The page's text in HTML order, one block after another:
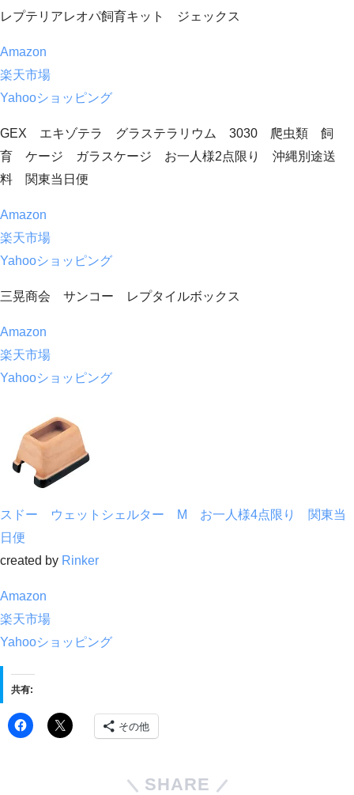
レプテリアレオパ飼育キット ジェックス
Amazon
楽天市場
Yahooショッピング
GEX エキゾテラ グラステラリウム 3030 爬虫類 飼
育 ケージ ガラスケージ お一人様2点限り 沖縄別途送
料 関東当日便
Amazon
楽天市場
Yahooショッピング
三晃商会 サンコー レプタイルボックス
Amazon
楽天市場
Yahooショッピング
スドー ウェットシェルター M お一人様4点限り 関東当
日便
created by Rinker
Amazon
楽天市場
Yahooショッピング
共有:
その他
SHARE